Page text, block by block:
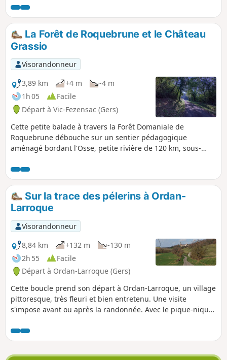
travers Roquebrune, Caillavet, Herrebouc,
Biran, Bazian, Saint-Jean-Poutge et le
Brouilh-Monbert, en passant par de belles
campagnes et villages. C'est un long
parcours de 54 km et de 650 m dénivelé
positif, cependant l'effort en vaut la peine !
La Forêt de Roquebrune et le Château
Grassio
Visorandonneur
3,89 km
+4 m
-4 m
1h 05
Facile
Départ à Vic-Fezensac (Gers)
Cette petite balade à travers la Forêt Domaniale de
Roquebrune débouche sur un sentier pédagogique
aménagé bordant l'Osse, petite rivière de 120 km, sous-
Sur la trace des pélerins à Ordan-
Larroque
Visorandonneur
8,84 km
+132 m
-130 m
2h 55
Facile
Départ à Ordan-Larroque (Gers)
Cette boucle prend son départ à Ordan-Larroque, un village
pittoresque, très fleuri et bien entretenu. Une visite
s'impose avant ou après la randonnée. Avec le pique-nique,